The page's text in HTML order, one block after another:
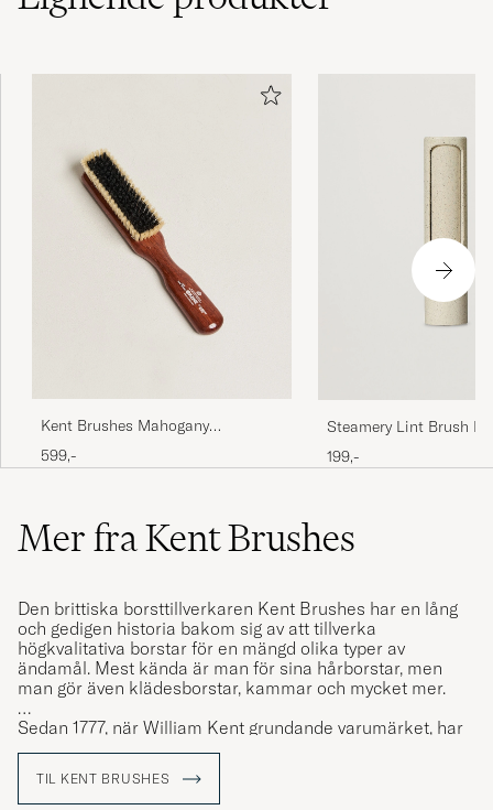
Kent Brushes Mahogany
Cashmere Clothing Brush
599,-
Steamery Lint Brush
199,-
Mer fra Kent Brushes
Den brittiska borsttillverkaren Kent Brushes har en lång
och gedigen historia bakom sig av att tillverka
högkvalitativa borstar för en mängd olika typer av
ändamål. Mest kända är man för sina hårborstar, men
man gör även klädesborstar, kammar och mycket mer.
Sedan 1777, när William Kent grundande varumärket, har
som en av världens äldsta borsttillverkare och en av få
TIL KENT BRUSHES